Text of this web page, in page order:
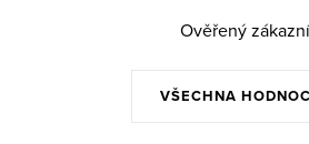
VŠECHNA
Ověřený